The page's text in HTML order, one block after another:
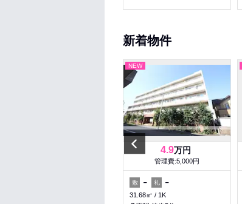
新着物件
Previous
NEW
4.9万円
管理費:5,000円
敷 － 礼
－
31.68㎡
1K